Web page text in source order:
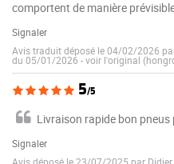
comportent de manière
Signaler
Avis traduit déposé le 04/02/2026
du 05/01/2026 -voir l'original
5/5
Livraison rapide bon
Signaler
Avis déposé le 23/07/2025 par